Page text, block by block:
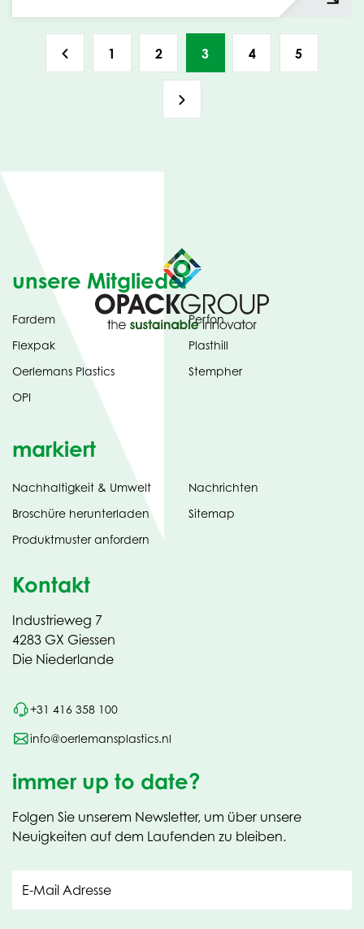
1 2 3 4 5
unsere Mitglieder
Fardem
Flexpak
Oerlemans Plastics
OPI
Perfon
Plasthill
Stempher
markiert
Nachhaltigkeit & Umwelt
Broschüre herunterladen(opens
in
new
Produktmuster anfordern
Nachrichten
Sitemap
Kontakt
Industrieweg 7
4283 GX Giessen
Die Niederlande
+31 416 358 100
info@oerlemansplastics.nl
immer up to date?
Folgen Sie unserem Newsletter, um über unsere
Neuigkeiten auf dem Laufenden zu bleiben.
E-Mail Adresse